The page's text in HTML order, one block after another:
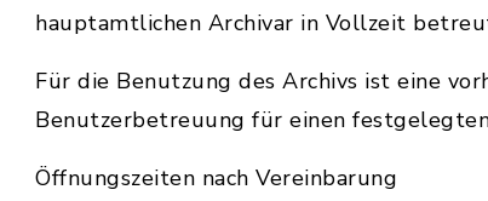
hauptamtlichen Archivar in Vollzeit
Für die Benutzung des Archivs ist eine
Benutzerbetreuung für einen
Öffnungszeiten nach Vereinbarung